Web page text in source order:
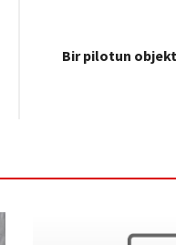
Bir pilotun